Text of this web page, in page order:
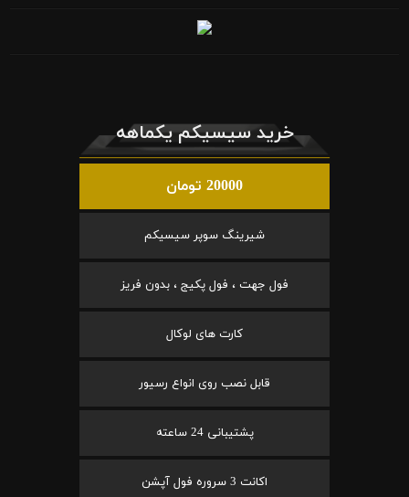
خرید سیسیکم یکماهه
20000 تومان
شیرینگ سوپر سیسیکم
فول جهت ، فول پکیج ، بدون فریز
کارت های لوکال
قابل نصب روی انواع رسیور
پشتیبانی 24 ساعته
اکانت 3 سروره فول آپشن